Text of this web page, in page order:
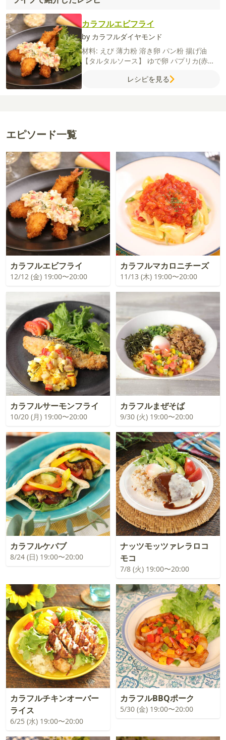
カラフルエビフライ
by カラフルダイヤモンド
材料: えび 薄力粉 溶き卵 パン粉 揚げ油
【タルタルソース】 ゆで卵 パプリカ(赤・
【付け合わせ】ベビーリーフ
レシピを見る
エピソード一覧
カラフルエビフライ
12/12 (金) 19:00〜20:00
カラフルマカロニチーズ
11/13 (木) 19:00〜20:00
カラフルサーモンフライ
10/20 (月) 19:00〜20:00
カラフルまぜそば
9/30 (火) 19:00〜20:00
カラフルケバブ
8/24 (日) 19:00〜20:00
ナッツモッツァレラロコ
モコ
7/8 (火) 19:00〜20:00
カラフルチキンオーバー
ライス
6/25 (水) 19:00〜20:00
カラフルBBQポーク
5/30 (金) 19:00〜20:00